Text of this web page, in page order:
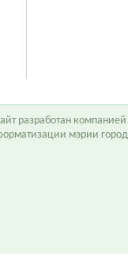
разработан компанией
мэрии